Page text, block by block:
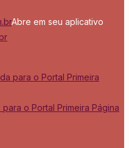
Abre em seu aplicativo
o Portal Primeira Página